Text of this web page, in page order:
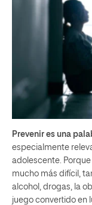
Prevenir es una
especialmente
adolescente.
mucho más difícil,
alcohol, drogas, la
juego convertido en